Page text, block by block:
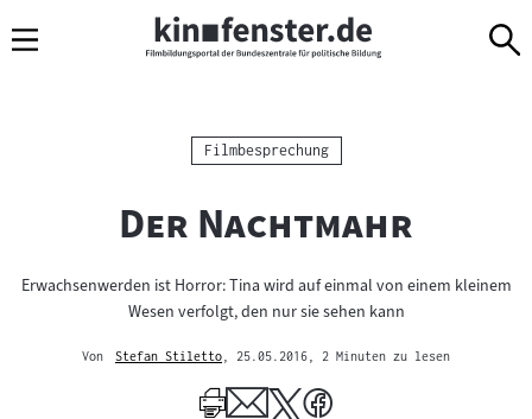
Navigation
zum
zur
Kategorie:
Filmbesprechung
"
Der Nachtmahr
Erwachsenwerden ist Horror: Tina wird auf einmal von einem kleinem
Wesen verfolgt, den nur sie sehen kann
Von
Stefan Stiletto
Author
, 25.05.2016 , 2 Minuten zu lesen